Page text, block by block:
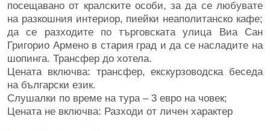
посещавано от кралските особи, за да се любувате
на разкошния интериор, пиейки неаполитанско кафе;
да се разходите по търговската улица Виа Сан
Григорио Армено в стария град и да се насладите на
шопинга. Трансфер до хотела.
Цената включва: трансфер, екскурзоводска беседа
на български език.
Слушалки по време на тура – 3 евро на човек;
Цената не включва: Разходи от личен характер